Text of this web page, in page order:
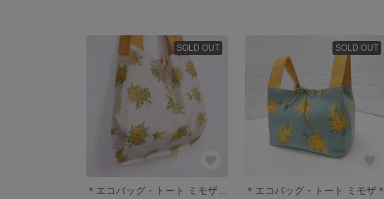
SOLD OUT SOLD OUT
＊エコバッグ・トート ミモザ＊